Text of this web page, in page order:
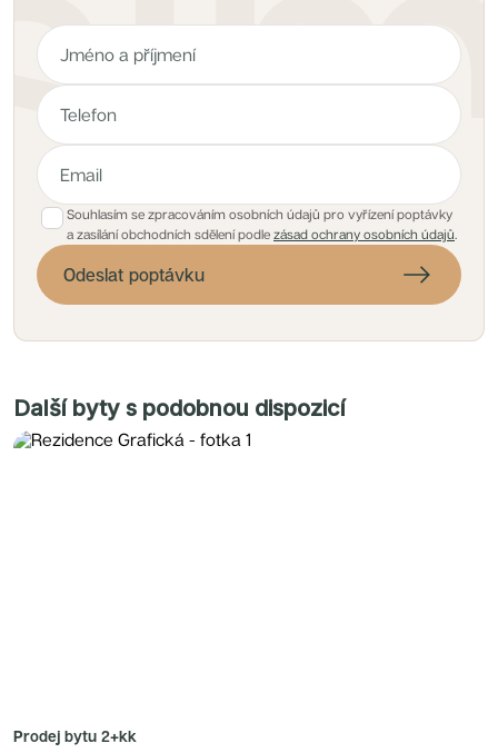
Souhlasím se zpracováním osobních údajů pro vyřízení poptávky
a zasílání obchodních sdělení podle zásad ochrany osobních údajů.
Odeslat poptávku
Další byty s podobnou dispozicí
Prodej bytu 2+kk